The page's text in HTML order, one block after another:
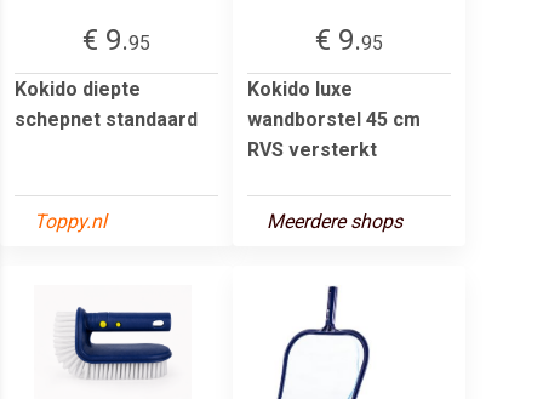
€ 9.95
Kokido diepte
schepnet standaard
Toppy.nl
€ 9.95
Kokido luxe
wandborstel 45 cm
RVS versterkt
Meerdere shops